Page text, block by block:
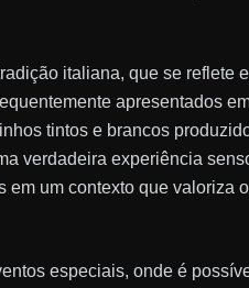
italiana, que se reflete
apresentados
tintos e brancos
verdadeira experiência
em um contexto que valoriza
especiais, onde é